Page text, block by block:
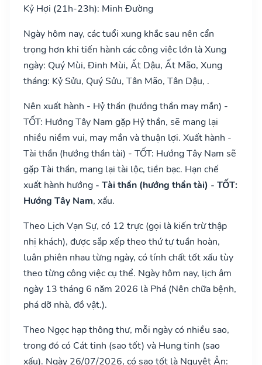
Kỷ Hợi (21h-23h): Minh Đường
Ngày hôm nay, các tuổi xung khắc sau nên cẩn
trọng hơn khi tiến hành các công việc lớn là Xung
ngày: Quý Mùi, Đinh Mùi, Ất Dậu, Ất Mão, Xung
tháng: Kỷ Sửu, Quý Sửu, Tân Mão, Tân Dậu, .
Nên xuất hành - Hỷ thần (hướng thần may mắn) -
TỐT: Hướng Tây Nam gặp Hỷ thần, sẽ mang lại
nhiều niềm vui, may mắn và thuận lợi. Xuất hành -
Tài thần (hướng thần tài) - TỐT: Hướng Tây Nam sẽ
gặp Tài thần, mang lại tài lộc, tiền bạc. Hạn chế
xuất hành hướng - Tài thần (hướng thần tài) - TỐT:
Hướng Tây Nam, xấu.
Theo Lịch Vạn Sự, có 12 trực (gọi là kiến trừ thập
nhị khách), được sắp xếp theo thứ tự tuần hoàn,
luân phiên nhau từng ngày, có tính chất tốt xấu tùy
theo từng công việc cụ thể. Ngày hôm nay, lịch âm
ngày 13 tháng 6 năm 2026 là Phá (Nên chữa bệnh,
phá dỡ nhà, đồ vật.).
Theo Ngọc hạp thông thư, mỗi ngày có nhiều sao,
trong đó có Cát tinh (sao tốt) và Hung tinh (sao
xấu). Ngày 26/07/2026, có sao tốt là Nguyệt Ân: